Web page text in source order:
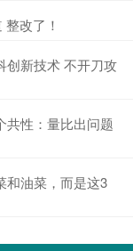
改了！
创新技术 不开刀攻
共性：量比出问题
和油菜，而是这3